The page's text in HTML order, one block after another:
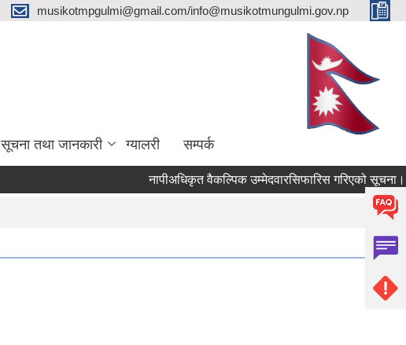
musikotmpgulmi@gmail.com/info@musikotmungulmi.gov.np
सूचना तथा जानकारी ग्यालरी सम्पर्क
नापीअधिकृत वैकल्पिक उम्मेदवारसिफारिस गरिएको सूचना।